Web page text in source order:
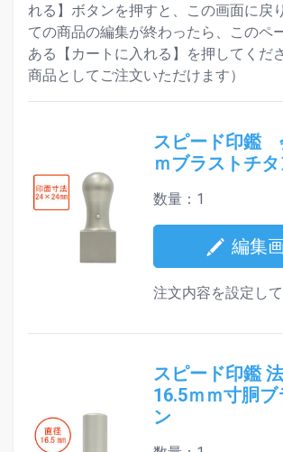
れる】ボタンを押すと、この画面に戻
ての商品の編集が終わったら、このペ
ある【カートに入れる】を押してくだ
商品としてご注文いただけます）
スピード印鑑
ｍブラストチタ
数量：1
編集
注文内容を設定して
スピード印鑑
16.5ｍｍ寸胴ブ
ン